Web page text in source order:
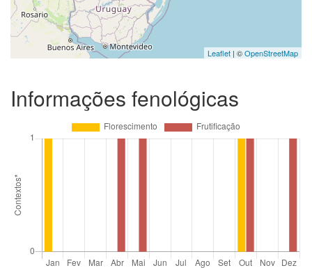
Leaflet | ©OpenStreetMap
Informações fenológicas